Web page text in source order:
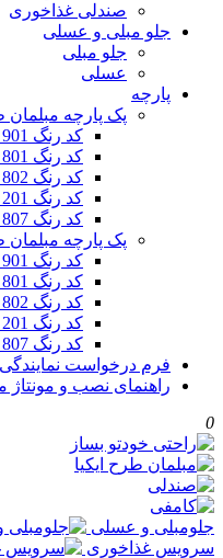
صندلی غذاخوری
جلو مبلی و عسلی
جلو مبلی
عسلی
پارچه
پک پارچه مبلمان
کد رنگ 901 لگو
کد رنگ 801 لگو
کد رنگ 802 لگو
کد رنگ 201 لگو
کد رنگ 807 لگو
پک پارچه مبلمان
کد رنگ 901 کیوبیک
کد رنگ 801 کیوبیک
کد رنگ 802 کیوبیک
کد رنگ 201 کیوبیک
کد رنگ 807 کیوبیک
فرم درخواست نمایندگی
راهنمای نصب و مونتاژ
0
جلومبلی و عسلی
سرویس غذاخوری